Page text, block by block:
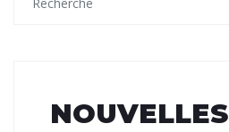
NOUVELLES